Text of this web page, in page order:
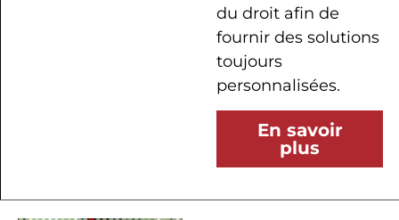
du droit afin de
fournir des solutions
toujours
personnalisées.
En savoir
plus